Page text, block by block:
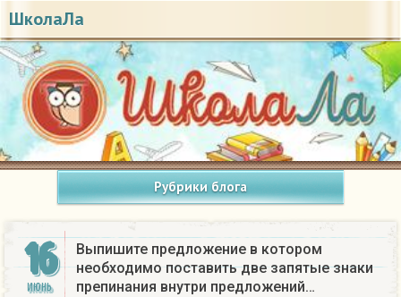
ШколаЛа
Рубрики блога
16
ИЮНЬ
Выпишите предложение в котором
необходимо поставить две запятые знаки
препинания внутри предложений…